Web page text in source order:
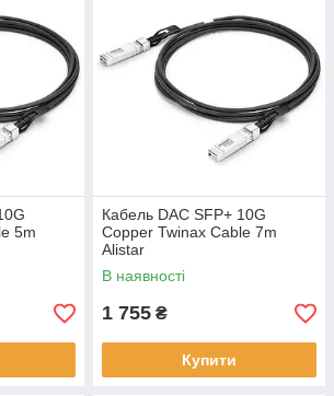
5m
Кабель DAC SFP+ 10G
Copper Twinax Cable 7m
Alistar
В наявності
1 755 ₴
Купити